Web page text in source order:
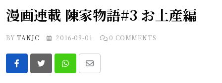
漫画連載 陳家物語#3 お土産編
BYTANJC 2016-09-01 0 COMMENTS
Whatsapp
Share